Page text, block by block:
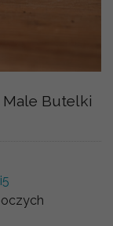
Male Butelki